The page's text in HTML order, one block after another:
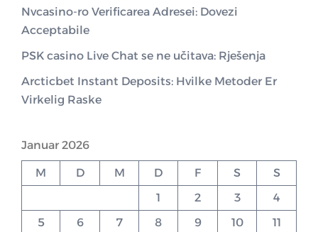
Nvcasino-ro Verificarea Adresei: Dovezi
Acceptabile
PSK casino Live Chat se ne učitava: Rješenja
Arcticbet Instant Deposits: Hvilke Metoder Er
Virkelig Raske
Januar 2026
M D M D F S
S
1
2 3
4
5
6 7 8 9 10 11